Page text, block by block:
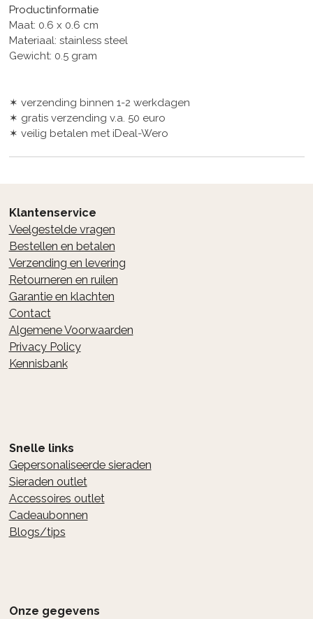
Productinformatie
Maat: 0.6 x 0.6 cm
Materiaal: stainless steel
Gewicht: 0.5 gram
✶ verzending binnen 1-2 werkdagen
✶ gratis verzending v.a. 50 euro
✶ veilig betalen met iDeal-Wero
Klantenservice
Veelgestelde vragen
Bestellen en betalen
Verzending en levering
Retourneren en ruilen
Garantie en klachten
Contact
Algemene Voorwaarden
Privacy Policy
Kennisbank
Snelle links
Gepersonaliseerde sieraden
Sieraden outlet
Accessoires outlet
Cadeaubonnen
Blogs/tips
Onze gegevens